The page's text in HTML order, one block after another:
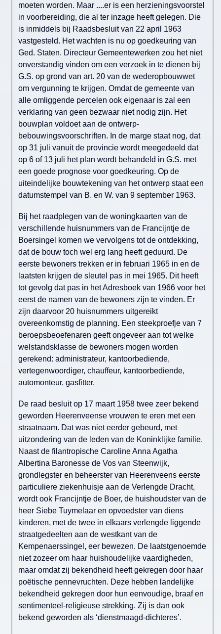
moeten worden. Maar ....er is een herzieningsvoorstel
in voorbereiding, die al ter inzage heeft gelegen. Die
is inmiddels bij Raadsbesluit van 22 april 1963
vastgesteld. Het wachten is nu op goedkeuring van
Ged. Staten. Directeur Gemeentewerken zou het niet
onverstandig vinden om een verzoek in te dienen bij
G.S. op grond van art. 20 van de wederopbouwwet
om vergunning te krijgen. Omdat de gemeente van
alle omliggende percelen ook eigenaar is zal een
verklaring van geen bezwaar niet nodig zijn. Het
bouwplan voldoet aan de ontwerp-
bebouwingsvoorschriften. In de marge staat nog, dat
op 31 juli vanuit de provincie wordt meegedeeld dat
op 6 of 13 juli het plan wordt behandeld in G.S. met
een goede prognose voor goedkeuring. Op de
uiteindelijke bouwtekening van het ontwerp staat een
datumstempel van B. en W. van 9 september 1963.
Bij het raadplegen van de woningkaarten van de
verschillende huisnummers van de Francijntje de
Boersingel komen we vervolgens tot de ontdekking,
dat de bouw toch wel erg lang heeft geduurd. De
eerste bewoners trekken er in februari 1965 in en de
laatsten krijgen de sleutel pas in mei 1965. Dit heeft
tot gevolg dat pas in het Adresboek van 1966 voor het
eerst de namen van de bewoners zijn te vinden. Er
zijn daarvoor 20 huisnummers uitgereikt
overeenkomstig de planning. Een steekproefje van 7
beroepsbeoefenaren geeft ongeveer aan tot welke
welstandsklasse de bewoners mogen worden
gerekend: administrateur, kantoorbediende,
vertegenwoordiger, chauffeur, kantoorbediende,
automonteur, gasfitter.
De raad besluit op 17 maart 1958 twee zeer bekend
geworden Heerenveense vrouwen te eren met een
straatnaam. Dat was niet eerder gebeurd, met
uitzondering van de leden van de Koninklijke familie.
Naast de filantropische Caroline Anna Agatha
Albertina Baronesse de Vos van Steenwijk,
grondlegster en beheerster van Heerenveens eerste
particuliere ziekenhuisje aan de Verlengde Dracht,
wordt ook Francijntje de Boer, de huishoudster van de
heer Siebe Tuymelaar en opvoedster van diens
kinderen, met de twee in elkaars verlengde liggende
straatgedeelten aan de westkant van de
Kempenaerssingel, eer bewezen. De laatstgenoemde
niet zozeer om haar huishoudelijke vaardigheden,
maar omdat zij bekendheid heeft gekregen door haar
poëtische pennevruchten. Deze hebben landelijke
bekendheid gekregen door hun eenvoudige, braaf en
sentimenteel-religieuse strekking. Zij is dan ook
bekend geworden als ‘dienstmaagd-dichteres’.